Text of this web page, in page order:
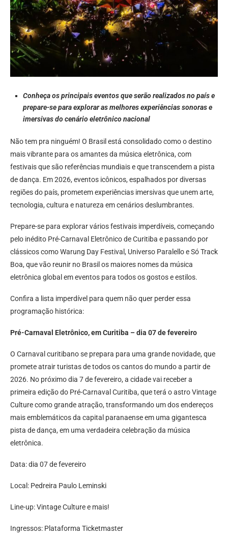
Conheça os principais eventos que serão realizados no país e
prepare-se para explorar as melhores experiências sonoras e
imersivas do cenário eletrônico nacional
Não tem pra ninguém! O Brasil está consolidado como o destino
mais vibrante para os amantes da música eletrônica, com
festivais que são referências mundiais e que transcendem a pista
de dança. Em 2026, eventos icônicos, espalhados por diversas
regiões do país, prometem experiências imersivas que unem arte,
tecnologia, cultura e natureza em cenários deslumbrantes.
Prepare-se para explorar vários festivais imperdíveis, começando
pelo inédito Pré-Carnaval Eletrônico de Curitiba e passando por
clássicos como Warung Day Festival, Universo Paralello e Só Track
Boa, que vão reunir no Brasil os maiores nomes da música
eletrônica global em eventos para todos os gostos e estilos.
Confira a lista imperdível para quem não quer perder essa
programação histórica:
Pré-Carnaval Eletrônico, em Curitiba – dia 07 de fevereiro
O Carnaval curitibano se prepara para uma grande novidade, que
promete atrair turistas de todos os cantos do mundo a partir de
2026. No próximo dia 7 de fevereiro, a cidade vai receber a
primeira edição do Pré-Carnaval Curitiba, que terá o astro Vintage
Culture como grande atração, transformando um dos endereços
mais emblemáticos da capital paranaense em uma gigantesca
pista de dança, em uma verdadeira celebração da música
eletrônica.
Data: dia 07 de fevereiro
Local: Pedreira Paulo Leminski
Line-up: Vintage Culture e mais!
Ingressos: Plataforma Ticketmaster